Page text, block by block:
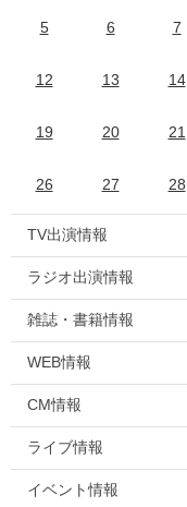
5 6 7
12 13 14
19 20 21
26 27 28
TV出演情報
ラジオ出演情報
雑誌・書籍情報
WEB情報
CM情報
ライブ情報
イベント情報